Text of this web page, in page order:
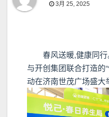
3月 25, 2025
春风送暖,健康同
与开创集团联合打造的
动在济南世茂广场盛大